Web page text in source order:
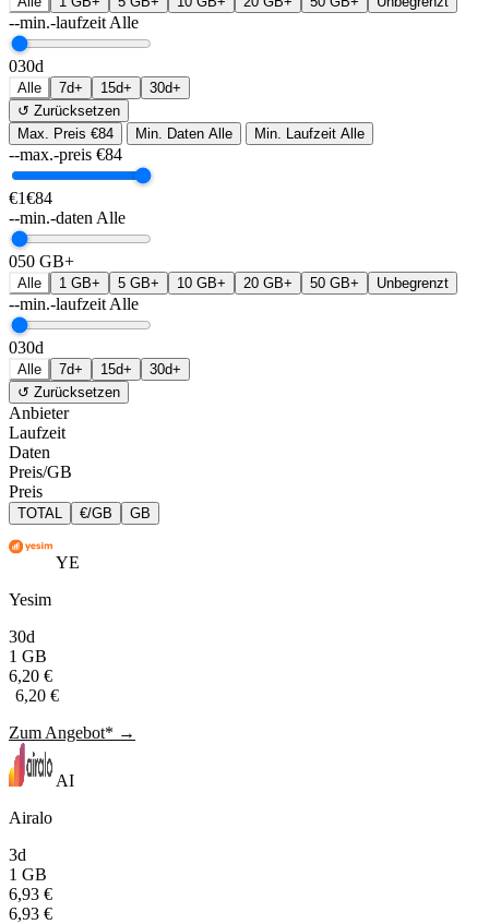
--min.-laufzeit Alle
030d
Alle 7d+ 15d+
30d+
↺ Zurücksetzen
Max. Preis €84 Min. Daten Alle Min. Laufzeit Alle
--max.-preis €84
€1€84
--min.-daten Alle
050 GB+
Alle 1 GB+ 5 GB+ 10 GB+ 20 GB+ 50 GB+ Unbegrenzt
--min.-laufzeit Alle
030d
Alle 7d+ 15d+
30d+
↺ Zurücksetzen
Anbieter
Laufzeit
Daten
Preis/GB
Preis
TOTAL €/GB GB
YE
Yesim
30d
1 GB
6,20 €
6,20 €
Zum Angebot* →
AI
Airalo
3d
1 GB
6,93 €
6,93 €